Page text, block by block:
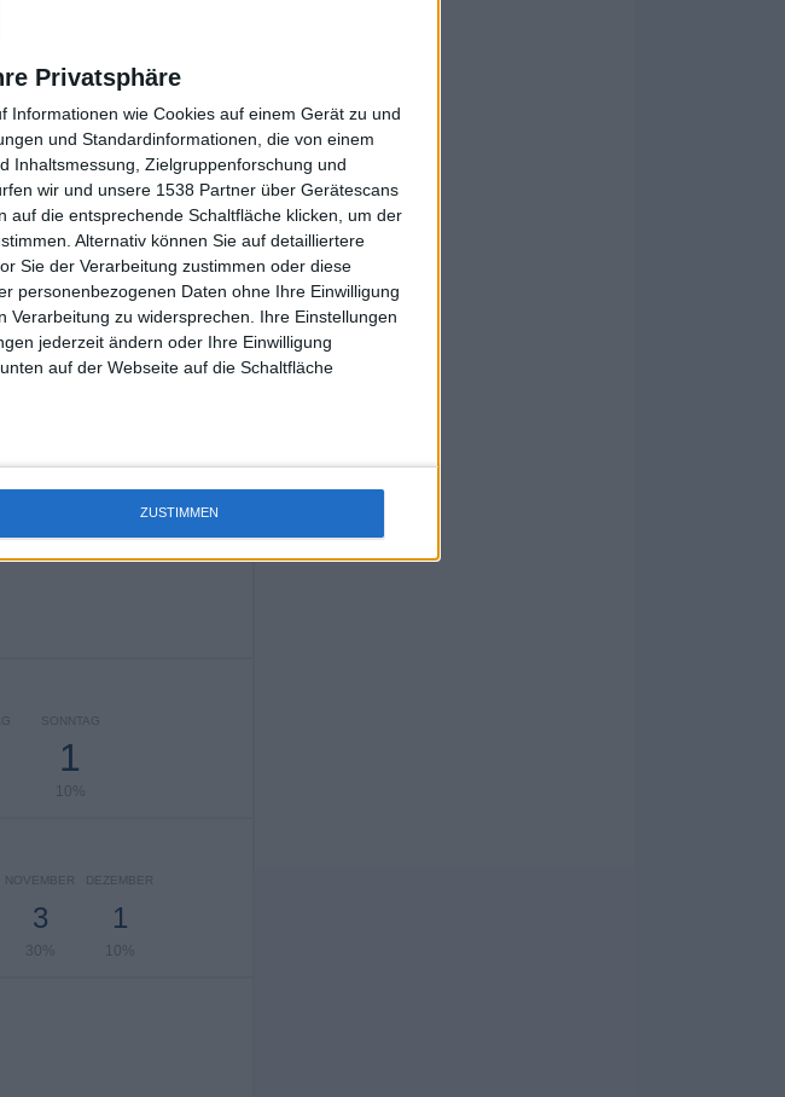
Privatsphäre
wie Cookies auf einem Gerät zu und
und Standardinformationen, die von einem
Inhaltsmessung, Zielgruppenforschung und
wir und unsere 1538 Partner über Gerätescans
die entsprechende Schaltfläche klicken, um der
Alternativ können Sie auf detailliertere
Sie der Verarbeitung zustimmen oder diese
personenbezogenen Daten ohne Ihre Einwilligung
zu widersprechen. Ihre Einstellungen
jederzeit ändern oder Ihre Einwilligung
auf der Webseite auf die Schaltfläche
ZUSTIMMEN
CANALES
9
Total equipos
der Spiele im Free-TV
SONNTAG
1
10%
NOVEMBER
3
30%
DEZEMBER
1
10%